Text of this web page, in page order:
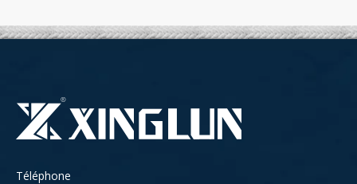
Téléphone